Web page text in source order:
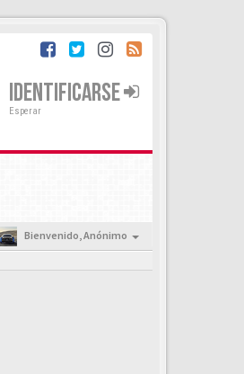
IDENTIFICARSE
Esperar
Bienvenido,Anónimo